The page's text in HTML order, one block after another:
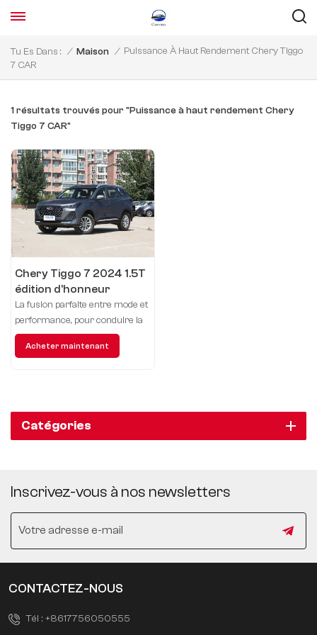
Tu Es Dans : / Maison / Puissance À Haut Rendement Chery Tiggo
7 CAR
1 résultats trouvés pour "Puissance à haut rendement Chery
Tiggo 7 CAR"
Chery Tiggo 7 2024 1.5T
édition d'honneur
manuelle
La fusion parfaite entre mode et
performance, pour conduire la
voiture intelligente du futur
Acheter maintenant
Catégories
Inscrivez-vous à nos newsletters
CONTACTEZ-NOUS
Tél : +8617756050555